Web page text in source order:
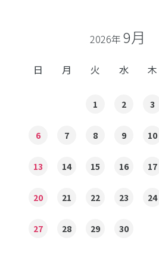
2026年 9月
日 月 火 水 木
1 2 3
6 7 8 9 10
13 14 15 16 17
20 21 22 23 24
27 28 29 30